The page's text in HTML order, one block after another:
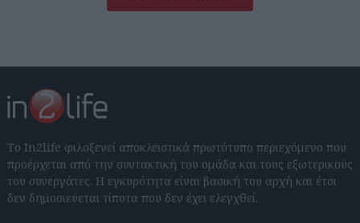
Το In2life φιλοξενεί αποκλειστικά πρωτότυπο περιεχόμενο που
προέρχεται από την συντακτική του ομάδα και τους εξωτερικούς
του συνεργάτες. Η εγκυρότητα είναι βασική του αρχή και έτσι
δεν δημοσιεύεται τίποτα που δεν έχει ελεγχθεί.